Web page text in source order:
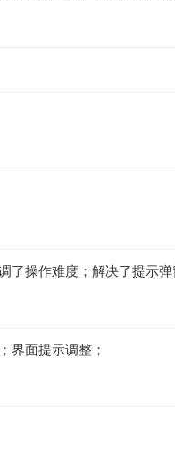
了操作难度；解决了提示
界面提示调整；